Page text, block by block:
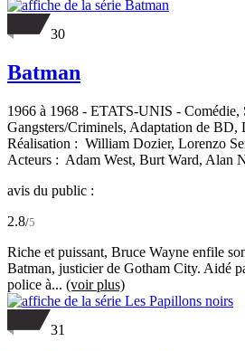
30
Batman
1966 à 1968 - ETATS-UNIS - Comédie,
Gangsters/Criminels, Adaptation de BD,
Réalisation : William Dozier, Lorenzo
Acteurs : Adam West, Burt Ward, Alan
avis du public :
2.8/5
Riche et puissant, Bruce Wayne enfile
Batman, justicier de Gotham City. Aidé
police à... (voir plus)
31